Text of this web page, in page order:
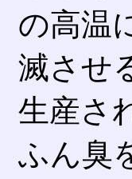
の高温
滅させ
生産さ
ふん臭